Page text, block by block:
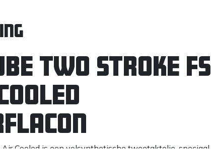
Two Stroke FS
Air Cooled is een volsynthetische tweetaktolie, speciaal